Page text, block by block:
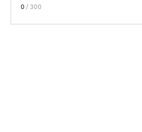
0 / 300